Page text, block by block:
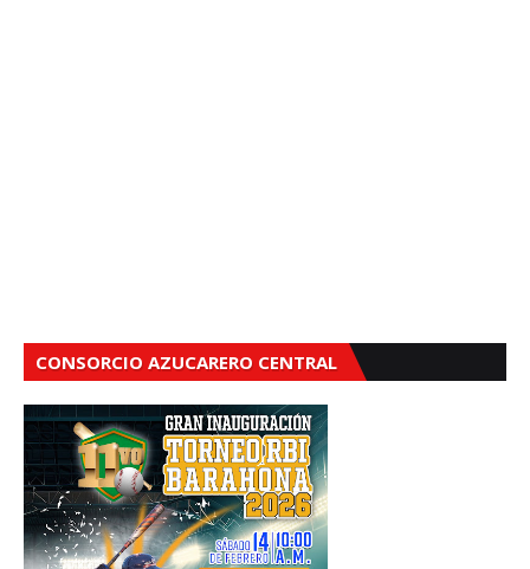
CONSORCIO AZUCARERO CENTRAL